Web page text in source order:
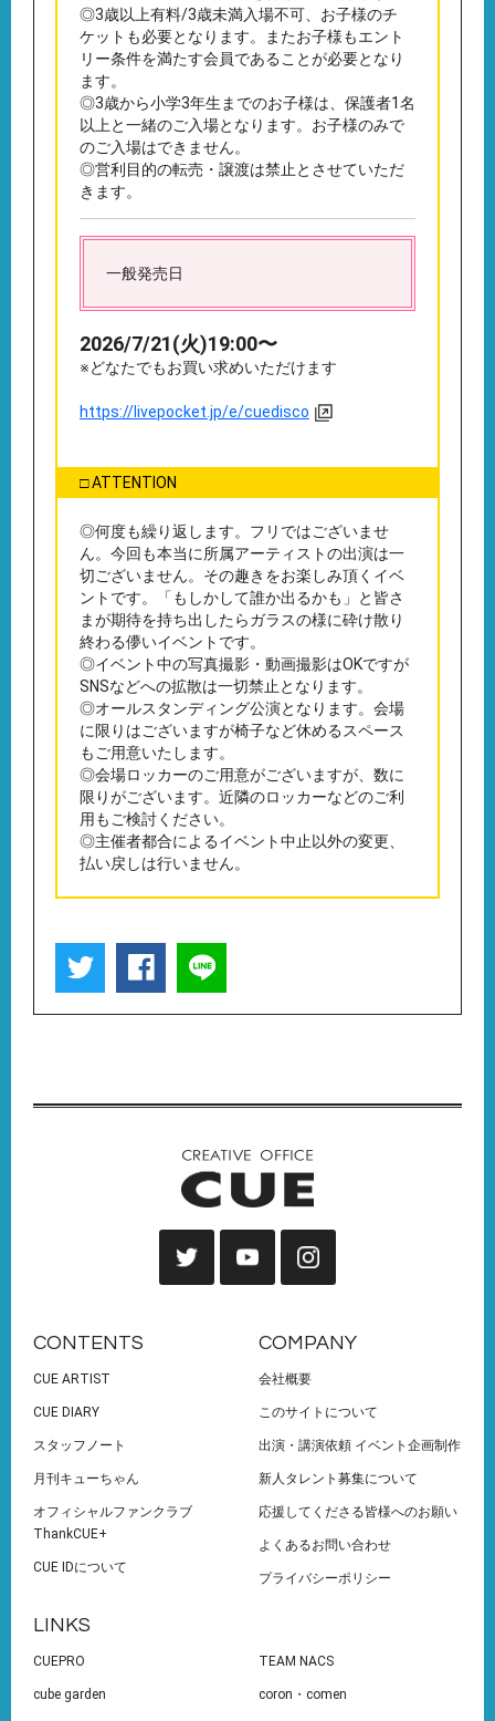
◎3歳以上有料/3歳未満入場不可、お子様のチ
ケットも必要となります。またお子様もエント
リー条件を満たす会員であることが必要となり
ます。
◎3歳から小学3年生までのお子様は、保護者1名
以上と一緒のご入場となります。お子様のみで
のご入場はできません。
◎営利目的の転売・譲渡は禁止とさせていただ
きます。
一般発売日
2026/7/21(火)19:00〜
※どなたでもお買い求めいただけます
https://livepocket.jp/e/cuedisco
□ ATTENTION
◎何度も繰り返します。フリではございませ
ん。今回も本当に所属アーティストの出演は一
切ございません。その趣きをお楽しみ頂くイベ
ントです。「もしかして誰か出るかも」と皆さ
まが期待を持ち出したらガラスの様に砕け散り
終わる儚いイベントです。
◎イベント中の写真撮影・動画撮影はOKですが
SNSなどへの拡散は一切禁止となります。
◎オールスタンディング公演となります。会場
に限りはございますが椅子など休めるスペース
もご用意いたします。
◎会場ロッカーのご用意がございますが、数に
限りがございます。近隣のロッカーなどのご利
用もご検討ください。
◎主催者都合によるイベント中止以外の変更、
払い戻しは行いません。
CONTENTS
CUE ARTIST
CUE DIARY
スタッフノート
月刊キューちゃん
オフィシャルファンクラブ
ThankCUE+
CUE IDについて
COMPANY
会社概要
このサイトについて
出演・講演依頼 イベント企画制作
新人タレント募集について
応援してくださる皆様へのお願い
よくあるお問い合わせ
プライバシーポリシー
LINKS
CUEPRO TEAM NACS
cube garden coron・comen